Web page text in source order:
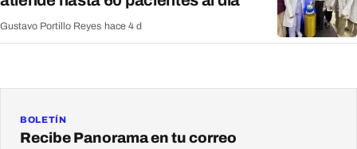
Gustavo Portillo Reyes hace 4 d
BOLETÍN
Recibe Panorama en tu correo